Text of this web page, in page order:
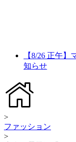
【8/26 正午
知らせ
>
ファッション
>